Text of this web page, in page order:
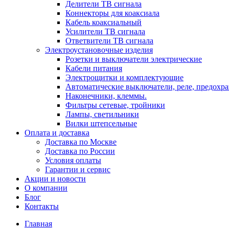
Делители ТВ сигнала
Коннекторы для коаксиала
Кабель коаксиальный
Усилители ТВ сигнала
Ответвители ТВ сигнала
Электроустановочные изделия
Розетки и выключатели электрические
Кабели питания
Электрощитки и комплектующие
Автоматические выключатели, реле,
Наконечники, клеммы.
Фильтры сетевые, тройники
Лампы, светильники
Вилки штепсельные
Оплата и доставка
Доставка по Москве
Доставка по России
Условия оплаты
Гарантии и сервис
Акции и новости
О компании
Блог
Контакты
Главная